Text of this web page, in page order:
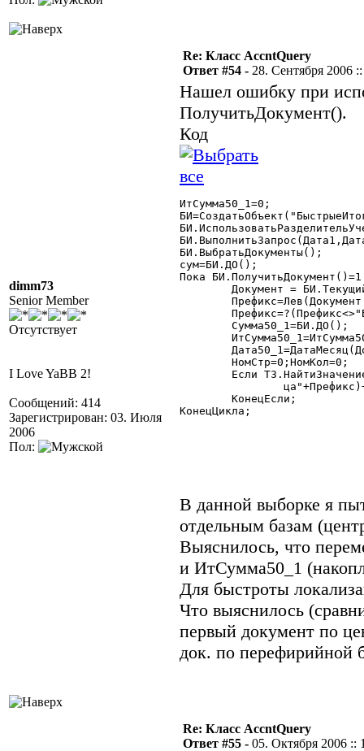
dimm73
Senior Member
Отсутствует
I Love YaBB 2!
Сообщений: 414
Зарегистрирован: 03. Июля
2006
Пол:
Re: Класс AccntQuery
Ответ #54 - 28. Сентября 2006
Нашел ошибку при
ПолучитьДокумент().
Код
ИтСумма50_1=0;
БИ.ВыбратьДокументы();
сум=БИ.ДО();
Пока
КонецЦикла;
В данной выборке я
отдельным базам
Выяснилось, что
и ИтСумма50_1
Для быстроты
Что выяснилось
первый документ по
док. по перефирийной
Re: Класс AccntQuery
Ответ #55 - 05. Октября 2006 ::